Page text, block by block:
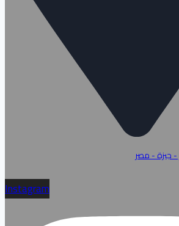
Instagram